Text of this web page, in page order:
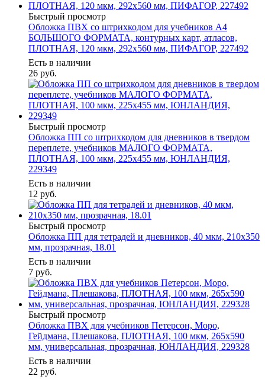
Быстрый просмотр
Обложка ПВХ со штрихкодом для учебников А4
БОЛЬШОГО ФОРМАТА, контурных карт, атласов,
ПЛОТНАЯ, 120 мкм, 292х560 мм, ПИФАГОР, 227492
Есть в наличии
26 руб.
Быстрый просмотр
Обложка ПП со штрихкодом для дневников в твердом
переплете, учебников МАЛОГО ФОРМАТА,
ПЛОТНАЯ, 100 мкм, 225х455 мм, ЮНЛАНДИЯ,
229349
Есть в наличии
12 руб.
Быстрый просмотр
Обложка ПП для тетрадей и дневников, 40 мкм, 210х350
мм, прозрачная, 18.01
Есть в наличии
7 руб.
Быстрый просмотр
Обложка ПВХ для учебников Петерсон, Моро,
Гейдмана, Плешакова, ПЛОТНАЯ, 100 мкм, 265х590
мм, универсальная, прозрачная, ЮНЛАНДИЯ, 229328
Есть в наличии
22 руб.